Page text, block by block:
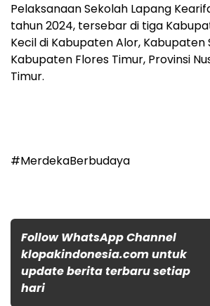
Pelaksanaan Sekolah Lapang
tahun 2024, tersebar di tiga
Kecil di Kabupaten Alor, Kabupaten
Kabupaten Flores Timur, Provinsi
Timur.
#MerdekaBerbudaya
Follow WhatsApp Channel
klopakindonesia.com untuk
update berita terbaru setiap
hari